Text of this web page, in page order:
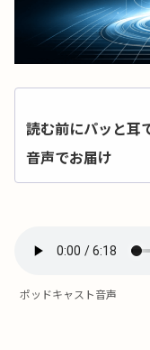
読む前にパッと耳
音声でお届け
ポッドキャスト音声